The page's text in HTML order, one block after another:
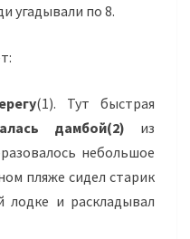
угадывали по 8.
(1). Тут быстрая
дамбой(2) из
небольшое
пляже сидел старик
лодке и раскладывал